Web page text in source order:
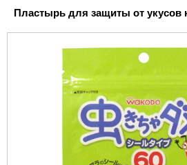
Пластырь для защиты от укусов